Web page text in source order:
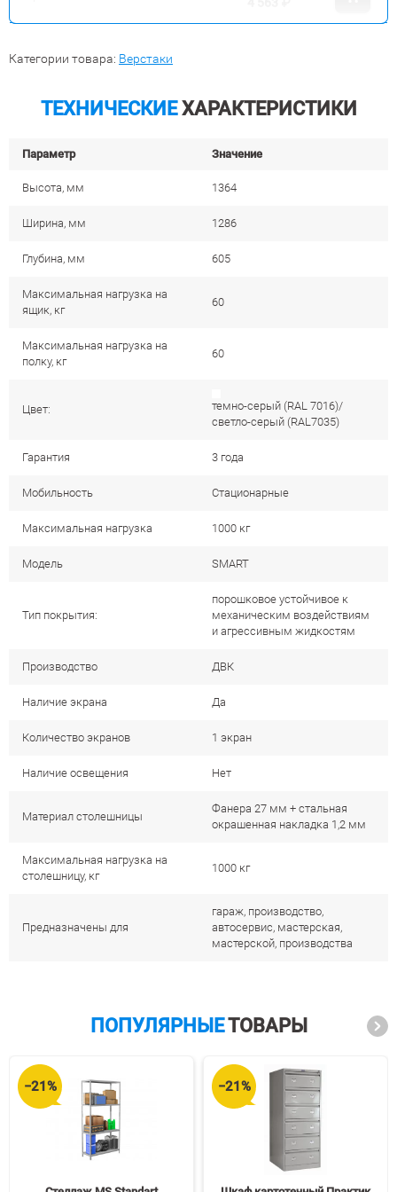
Категории товара: Верстаки
ТЕХНИЧЕСКИЕХАРАКТЕРИСТИКИ
Параметр Значение
Высота, мм 1364
Ширина, мм 1286
Глубина, мм 605
Максимальная нагрузка на
ящик, кг
60
Максимальная нагрузка на
полку, кг
60
Цвет:
темно-серый (RAL 7016)/
светло-серый (RAL7035)
Гарантия 3 года
Мобильность Стационарные
Максимальная нагрузка 1000 кг
Модель SMART
Тип покрытия:
порошковое устойчивое к
механическим воздействиям
и агрессивным жидкостям
Производство ДВК
Наличие экрана Да
Количество экранов 1 экран
Наличие освещения Нет
Материал столешницы
Фанера 27 мм + стальная
окрашенная накладка 1,2 мм
Максимальная нагрузка на
столешницу, кг
1000 кг
Предназначены для
гараж, производство,
автосервис, мастерская,
мастерской, производства
ПОПУЛЯРНЫЕТОВАРЫ
−21% −21%